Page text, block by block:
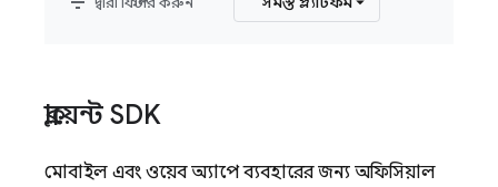
ক্লায়েন্ট SDK
মোবাইল এবং ওয়েব অ্যাপে ব্যবহারের জন্য অফিসিয়াল